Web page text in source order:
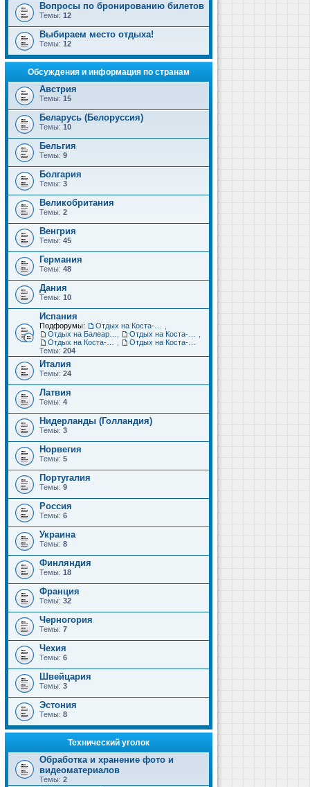
Вопросы по бронированию билетов
Темы: 12
Выбираем место отдыха!
Темы: 12
Обсуждения и информация по странам
Австрия
Темы: 15
Беларусь (Белоруссия)
Темы: 10
Бельгия
Темы: 9
Болгария
Темы: 3
Великобритания
Темы: 2
Венгрия
Темы: 45
Германия
Темы: 48
Дания
Темы: 10
Испания
Подфорумы:
Темы: 204
Италия
Темы: 24
Латвия
Темы: 4
Нидерланды (Голландия)
Темы: 3
Норвегия
Темы: 5
Португалия
Темы: 9
Россия
Темы: 6
Украина
Темы: 8
Финляндия
Темы: 18
Франция
Темы: 32
Черногория
Темы: 7
Чехия
Темы: 6
Швейцария
Темы: 3
Эстония
Темы: 8
Технический уголок
Обработка и хранение фото и
видеоматериалов
Темы: 2